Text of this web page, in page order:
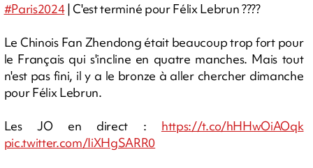
#Paris2024| C'est terminé pour Félix Lebrun ????
Le Chinois Fan Zhendong était beaucoup trop fort pour
le Français qui s'incline en quatre manches. Mais tout
n'est pas fini, il y a le bronze à aller chercher dimanche
pour Félix Lebrun.
Les JO en direct : https://t.co/hHHwOiAOqk
pic.twitter.com/IiXHgSARR0